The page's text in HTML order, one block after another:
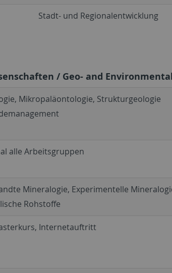
Stadt- und Regionalentwicklung
/ Geo- and
Mikropaläontologie, Strukturgeologie
alle Arbeitsgruppen
Mineralogie, Experimentelle
Rohstoffe
Internetauftritt